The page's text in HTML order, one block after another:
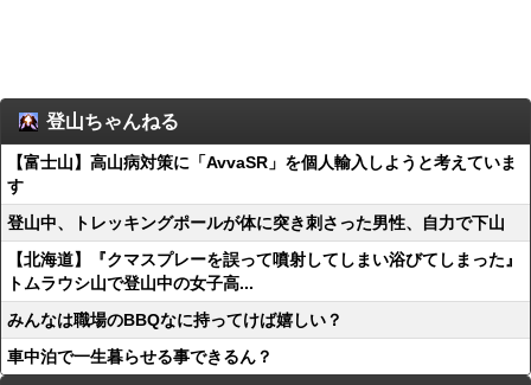
登山ちゃんねる
【富士山】高山病対策に「AvvaSR」を個人輸入しようと考えていま
す
登山中、トレッキングポールが体に突き刺さった男性、自力で下山
【北海道】『クマスプレーを誤って噴射してしまい浴びてしまった』
トムラウシ山で登山中の女子高...
みんなは職場のBBQなに持ってけば嬉しい？
車中泊で一生暮らせる事できるん？